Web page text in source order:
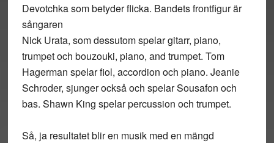
Devotchka som betyder flicka. Bandets frontfigur är
sångaren
Nick Urata, som dessutom spelar gitarr, piano,
trumpet och bouzouki, piano, and trumpet. Tom
Hagerman spelar fiol, accordion och piano. Jeanie
Schroder, sjunger också och spelar Sousafon och
bas. Shawn King spelar percussion och trumpet.
Så, ja resultatet blir en musik med en mängd